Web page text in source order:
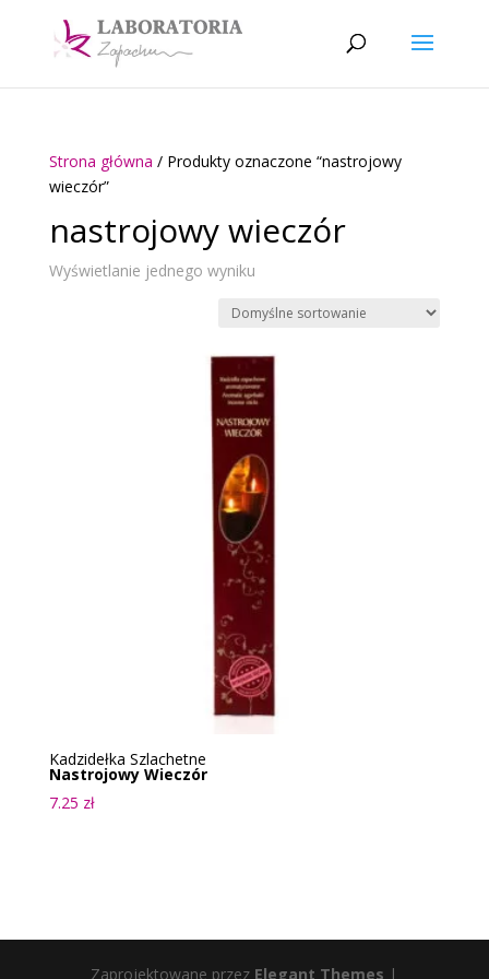
Strona główna / Produkty oznaczone “nastrojowy
wieczór”
nastrojowy wieczór
Wyświetlanie jednego wyniku
Kadzidełka Szlachetne
Nastrojowy Wieczór
7.25 zł
Zaprojektowane przez Elegant Themes |